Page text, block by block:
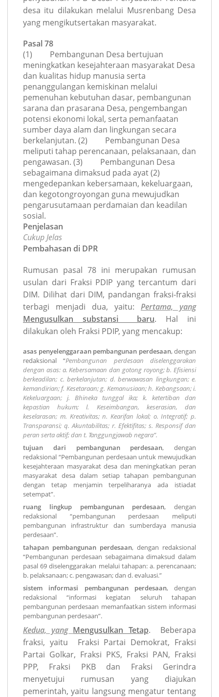
desa itu dilakukan melalui Musrenbang Desa
yang mengikutsertakan masyarakat.
Pasal 78
(1) Pembangunan Desa bertujuan
meningkatkan kesejahteraan masyarakat Desa
dan kualitas hidup manusia serta
penanggulangan kemiskinan melalui
pemenuhan kebutuhan dasar, pembangunan
sarana dan prasarana Desa, pengembangan
potensi ekonomi lokal, serta pemanfaatan
sumber daya alam dan lingkungan secara
berkelanjutan. (2) Pembangunan Desa
meliputi tahap perencanaan, pelaksanaan, dan
pengawasan. (3) Pembangunan Desa
sebagaimana dimaksud pada ayat (2)
mengedepankan kebersamaan, kekeluargaan,
dan kegotongroyongan guna mewujudkan
pengarusutamaan perdamaian dan keadilan
sosial.
Penjelasan
Cukup Jelas
Pembahasan di DPR
Rumusan pasal 78 ini merupakan rumusan
usulan dari Fraksi PDIP yang tercantum dari
DIM. Dilihat dari DIM, pandangan fraksi-fraksi
terbagi menjadi dua, yaitu: Pertama, yang
Mengusulkan substansi baru. Hal ini
dilakukan oleh Fraksi PDIP, yang mencakup:
asas penyelenggaraan pembangunan perdesaan, dengan
redaksional “Pembangunan perdesaan diselenggarakan
dengan asas: a. Kebersamaan dan gotong royong; b. Efisiensi
berkeadilan; c. berkelanjutan; d. berwawasan lingkungan; e.
kemandirian; f. Kesetaraan; g. Kemanusiaan; h. Kebangsaan; i.
Kekeluargaan; j. Bhineka tunggal ika; k. ketertiban dan
kepastian hukum; l. Keseimbangan, keserasian, dan
keselarasan; m. Kreativitas; n. Kearifan lokal; o. Integratif; p.
Transparansi; q. Akuntabilitas; r. Efektifitas; s. Responsif dan
peran serta aktif; dan t. Tanggungjawab negara”.
tujuan dari pembangunan perdesaan, dengan
redaksional “Pembangunan perdesaan untuk mewujudkan
kesejahteraan masyarakat desa dan meningkatkan peran
masyarakat desa dalam setiap tahapan pembangunan
dengan tetap menjamin terpeliharanya ada istiadat
setempat”.
ruang lingkup pembangunan perdesaan, dengan
redaksional “pembangunan perdesaan meliputi
pembangunan infrastruktur dan sumberdaya manusia
perdesaan”.
tahapan pembangunan perdesaan, dengan redaksional
“Pembangunan perdesaan sebagaimana dimaksud dalam
pasal 69 diselenggarakan melalui tahapan: a. perencanaan;
b. pelaksanaan; c. pengawasan; dan d. evaluasi.”
sistem informasi pembangunan perdesaan, dengan
redaksional “informasi kegiatan seluruh tahapan
pembangunan perdesaan memanfaatkan sistem informasi
pembangunan perdesaan”.
Kedua, yang Mengusulkan Tetap. Beberapa
fraksi, yaitu Fraksi Partai Demokrat, Fraksi
Partai Golkar, Fraksi PKS, Fraksi PAN, Fraksi
PPP, Fraksi PKB dan Fraksi Gerindra
menyetujui rumusan yang diajukan
pemerintah, yaitu langsung mengatur tentang